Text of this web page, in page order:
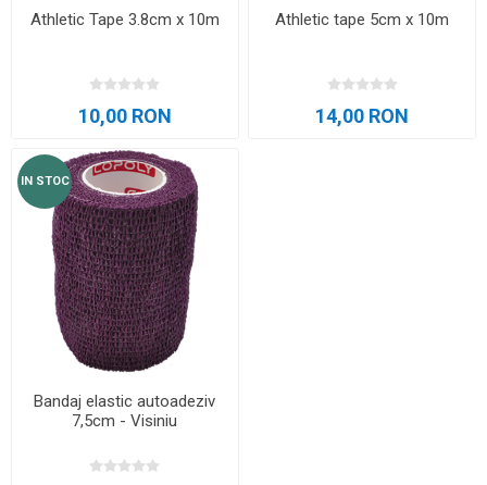
Athletic Tape 3.8cm x 10m
10,00 RON
Athletic tape 5cm x 10m
14,00 RON
IN STOC
Bandaj elastic autoadeziv
7,5cm - Visiniu